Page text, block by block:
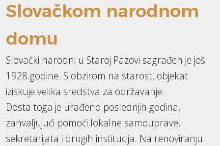
Slovačkom narodnom
domu
Slovački narodni u Staroj Pazovi sagrađen je još
1928.godine. S obzirom na starost, objekat
iziskuje velika sredstva za održavanje.
Dosta toga je urađeno poslednjih godina,
zahvaljujući pomoći lokalne samouprave,
sekretarijata i drugih institucija. Na renoviranju